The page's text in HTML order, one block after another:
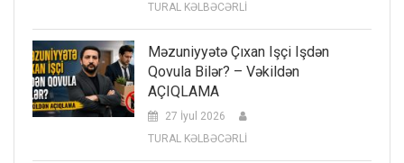
TURAL KƏLBƏCƏRLİ
Məzuniyyətə Çıxan Işçi Işdən
Qovula Bilər? – Vəkildən
AÇIQLAMA
27 İyul 2026
TURAL KƏLBƏCƏRLİ